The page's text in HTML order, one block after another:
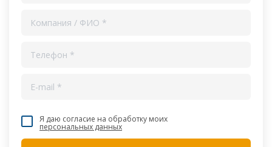
Я даю согласие на обработку моих
персональных данных